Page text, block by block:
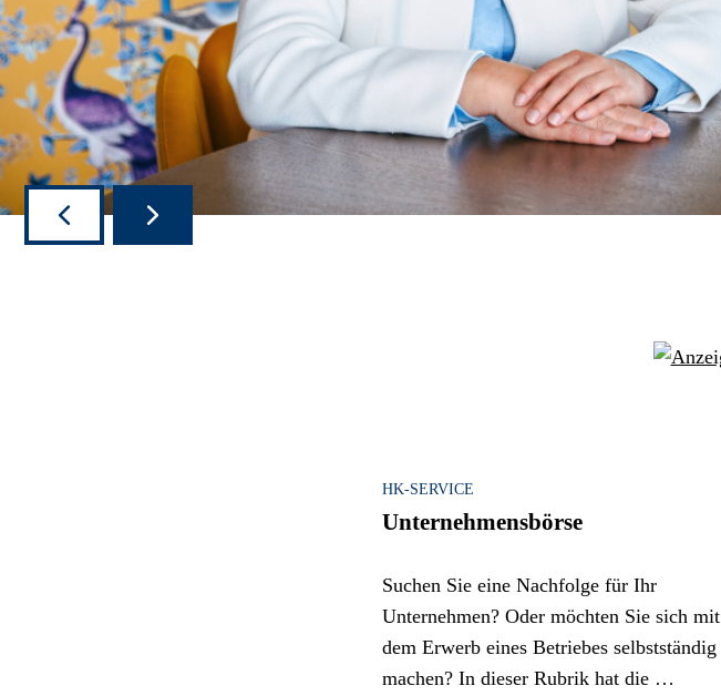
HK-SERVICE
Unternehmensbörse
Suchen Sie eine Nachfolge für Ihr
Unternehmen? Oder möchten Sie sich mit
dem Erwerb eines Betriebes selbstständig
machen? In dieser Rubrik hat die …